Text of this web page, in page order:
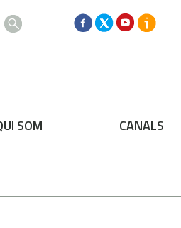
SOM CANALS